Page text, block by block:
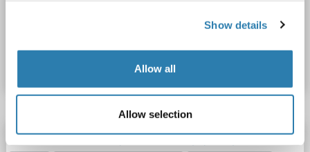
Show details
Allow all
Allow selection
CHSY1 anticorps (AA 504-533) (APC)